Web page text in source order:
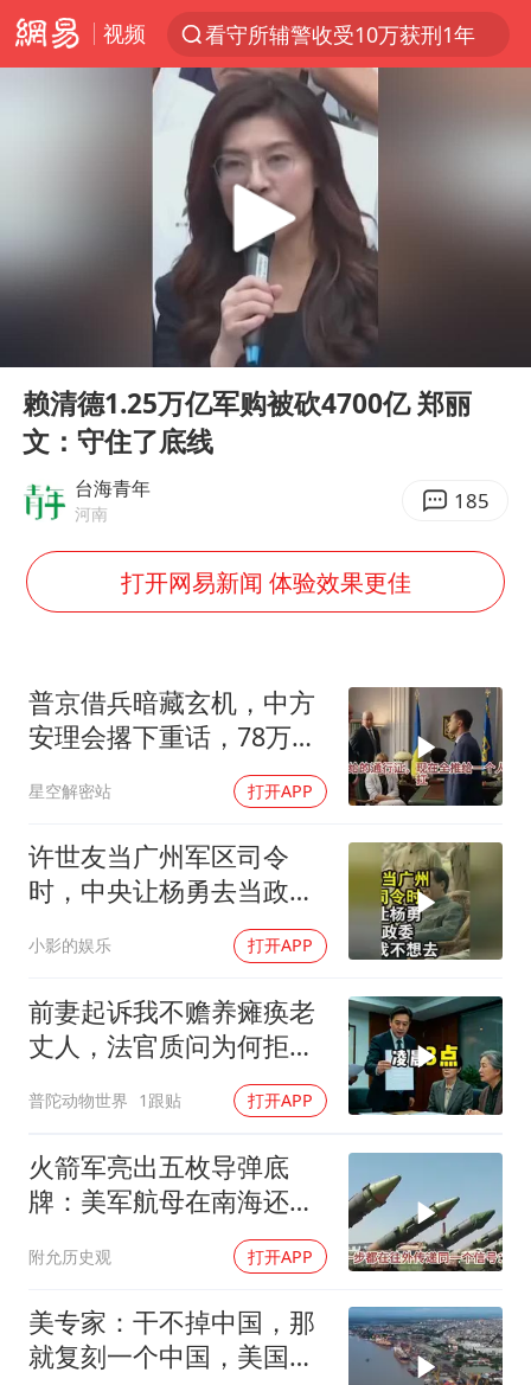
视频
看守所辅警收受10万获刑1年
台风白海豚进入48小时警戒线
台风白海豚影响中国已成定局
U17国足1分钟轰2球
五粮液渠道价一箱上涨近百元
宇树科技发行价格150.80元/股
女子利用漏洞0元薅走3000多件家电
24小时不关空调 电费会更低吗
东方甄选被判赔偿江小白30万元
奋进开新局 实干挑大梁
Play
赖清德1.25万亿军购被砍4700亿 郑丽
文：守住了底线
台海青年
河南 185
打开网易新闻 体验效果更佳
普京借兵暗藏玄机，中方
安理会撂下重话，78万件
星空解密站 打开APP
许世友当广州军区司令
时，中央让杨勇去当政
委，杨勇说：我不想去
小影的娱乐 打开APP
前妻起诉我不赡养瘫痪老
丈人，法官质问为何拒不
普陀动物世界 1跟贴 打开APP
火箭军亮出五枚导弹底
牌：美军航母在南海还有
附允历史观 打开APP
美专家：干不掉中国，那
就复刻一个中国，美国看